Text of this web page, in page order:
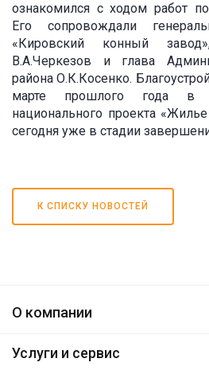
ознакомился с ходом работ по
Его сопровождали
«Кировский конный
В.А.Черкезов и глава
района О.К.Косенко.
марте прошлого года в
национального проекта
сегодня уже в стадии
К СПИСКУ НОВОСТЕЙ
О компании
Услуги и сервис